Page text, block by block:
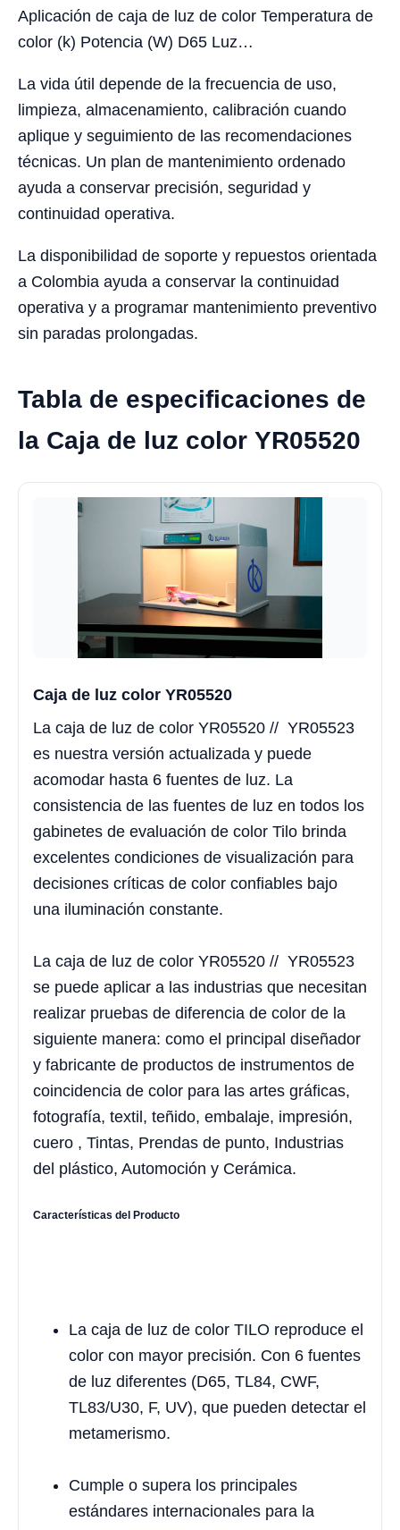
Aplicación de caja de luz de color Temperatura de
color (k) Potencia (W) D65 Luz…
La vida útil depende de la frecuencia de uso,
limpieza, almacenamiento, calibración cuando
aplique y seguimiento de las recomendaciones
técnicas. Un plan de mantenimiento ordenado
ayuda a conservar precisión, seguridad y
continuidad operativa.
La disponibilidad de soporte y repuestos orientada
a Colombia ayuda a conservar la continuidad
operativa y a programar mantenimiento preventivo
sin paradas prolongadas.
Tabla de especificaciones de
la Caja de luz color YR05520
Caja de luz color YR05520
La caja de luz de color YR05520 // YR05523
es nuestra versión actualizada y puede
acomodar hasta 6 fuentes de luz. La
consistencia de las fuentes de luz en todos los
gabinetes de evaluación de color Tilo brinda
excelentes condiciones de visualización para
decisiones críticas de color confiables bajo
una iluminación constante.
La caja de luz de color YR05520 // YR05523
se puede aplicar a las industrias que necesitan
realizar pruebas de diferencia de color de la
siguiente manera: como el principal diseñador
y fabricante de productos de instrumentos de
coincidencia de color para las artes gráficas,
fotografía, textil, teñido, embalaje, impresión,
cuero , Tintas, Prendas de punto, Industrias
del plástico, Automoción y Cerámica.
Características del Producto
La caja de luz de color TILO reproduce el
color con mayor precisión. Con 6 fuentes
de luz diferentes (D65, TL84, CWF,
TL83/U30, F, UV), que pueden detectar el
metamerismo.
Cumple o supera los principales
estándares internacionales para la